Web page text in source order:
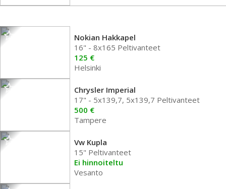
Nokian Hakkapel
16" - 8x165 Peltivanteet
125 €
Helsinki
Chrysler Imperial
17" - 5x139,7, 5x139,7 Peltivanteet
500 €
Tampere
Vw Kupla
15" Peltivanteet
Ei hinnoiteltu
Vesanto